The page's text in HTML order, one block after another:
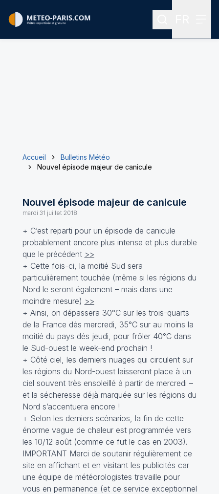
Rechercher
Accueil
Bulletins Météo
Nouvel épisode majeur de canicule
Nouvel épisode majeur de canicule
mardi 31 juillet 2018
+ C’est reparti pour un épisode de canicule
probablement encore plus intense et plus durable
que le précédent >>
+ Cette fois-ci, la moitié Sud sera
particulièrement touchée (même si les régions du
Nord le seront également – mais dans une
moindre mesure) >>
+ Ainsi, on dépassera 30°C sur les trois-quarts
de la France dés mercredi, 35°C sur au moins la
moitié du pays dés jeudi, pour frôler 40°C dans
le Sud-ouest le week-end prochain !
+ Côté ciel, les derniers nuages qui circulent sur
les régions du Nord-ouest laisseront place à un
ciel souvent très ensoleillé à partir de mercredi –
et la sécheresse déjà marquée sur les régions du
Nord s’accentuera encore !
+ Selon les derniers scénarios, la fin de cette
énorme vague de chaleur est programmée vers
les 10/12 août (comme ce fut le cas en 2003).
IMPORTANT Merci de soutenir régulièrement ce
site en affichant et en visitant les publicités car
une équipe de météorologistes travaille pour
vous en permanence (et ce service exceptionnel